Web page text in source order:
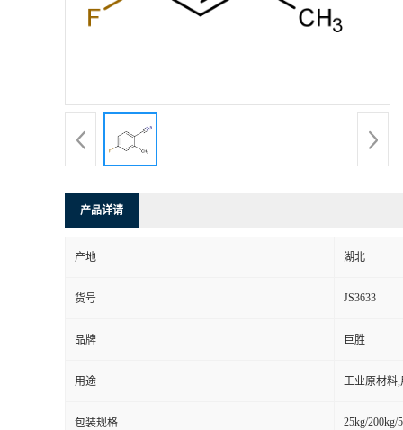
产品详请
产地 湖北
货号 JS3633
品牌 巨胜
用途 工业原材料
包装规格 25kg/200kg/